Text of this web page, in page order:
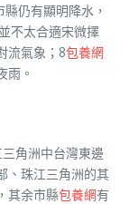
仍有顯明降水，
不太合適宋微擇
流氣象；8包養網
雨。
角洲中台灣東邊
、珠江三角洲的其
其余市縣包養網有